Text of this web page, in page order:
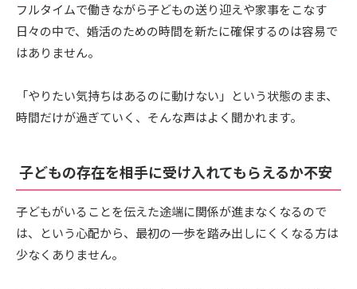
フルタイムで働きながら子どもの送り迎えや家事をこなす
日々の中で、婚活のための時間を新たに確保するのは容易で
はありません。
「やりたい気持ちはあるのに動けない」という状態のまま、
時間だけが過ぎていく、そんな声はよく聞かれます。
子どもの存在を相手に受け入れてもらえるか不安
子どもがいることを伝えた途端に関係が進まなくなるので
は、という心配から、最初の一歩を踏み出しにくくなる方は
少なくありません。